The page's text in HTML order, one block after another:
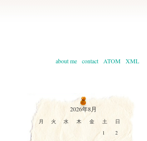
about me contact ATOM XML
2026年8月
月 火 水 木 金 土
日
1
2